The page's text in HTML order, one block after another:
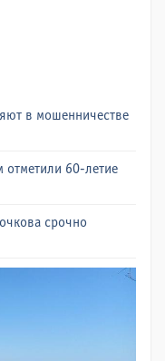
в мошенничестве
отметили 60-летие
срочно